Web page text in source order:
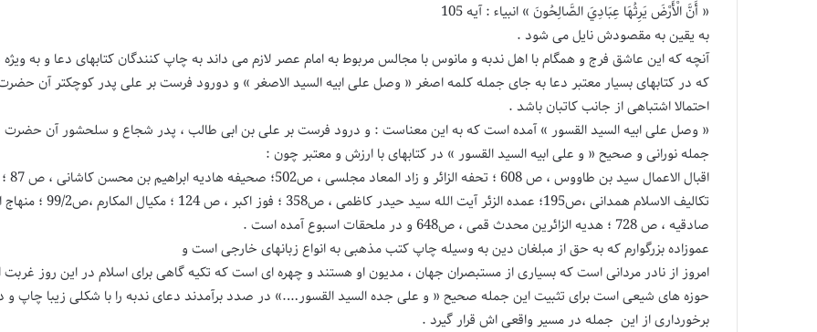
« أَنَّ الْأَرْضَ يَرِثُهَا عِبَادِيَ الصَّالِحُونَ » انبیاء : آیه 105
به یقین به مقصودش نایل می شود .
آنچه که این عاشق فرج و همگام با اهل ندبه و مانوس با مجالس مربوط به امام عصر لازم می داند به چاپ کنندگان کتابهای دعا و به
که در کتابهای بسیار معتبر دعا به جای جمله کلمه اصغر « وصل علی ابیه السید الاصغر » و دورود فرست بر علی پدر کوچکتر آن
احتمالا اشتباهی از جانب کاتبان باشد .
« وصل علی ابیه السید القسور » آمده است که به این معناست : و درود فرست بر علی بن ابی طالب ، پدر شجاع و سلحشور آن حضرت
جمله نورانی و صحیح « و علی ابیه السید القسور » در کتابهای با ارزش و معتبر چون :
صادقیه ، ص 728 ؛ هدیه الزائرین محدث قمی ، ص648 و در ملحقات اسبوع آمده است .
عموزاده بزرگوارم که به حق از مبلغان دین به وسیله چاپ کتب مذهبی به انواع زبانهای خارجی است و
امروز از نادر مردانی است که بسیاری از مستبصران جهان ، مدیون او هستند و چهره ای است که تکیه گاهی برای اسلام در این روز
حوزه های شیعی است برای تثبیت این جمله صحیح « و علی جده السید القسور….» در صدد برآمدند دعای ندبه را با شکلی زیبا چاپ و
برخورداری از این جمله در مسیر واقعی اش قرار گیرد .